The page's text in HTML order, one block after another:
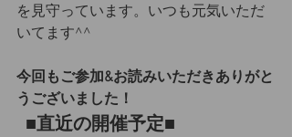
を見守っています。いつも元気いただ
いてます^^
今回もご参加&お読みいただきありがと
うございました！
■直近の開催予定■